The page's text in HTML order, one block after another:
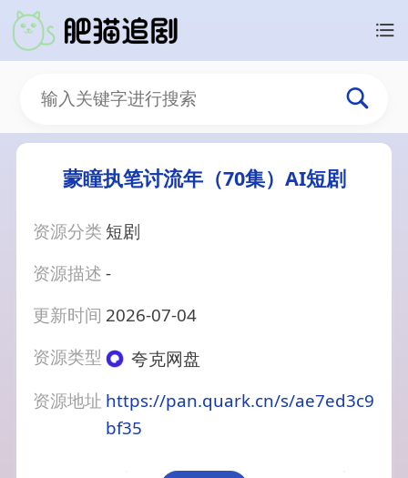
蒙瞳执笔讨流年（70集）AI短剧
资源分类 短剧
资源描述-
更新时间 2026-07-04
资源类型
夸克网盘
资源地址 https://pan.quark.cn/s/ae7ed3c9
bf35